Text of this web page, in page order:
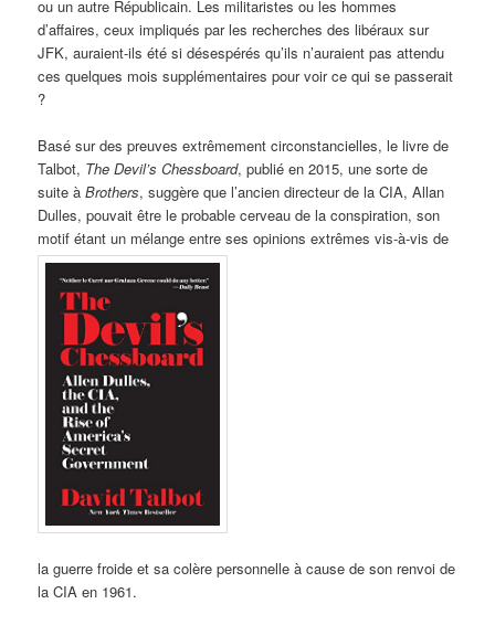
ou un autre Républicain. Les militaristes ou les hommes
d’affaires, ceux impliqués par les recherches des libéraux sur
JFK, auraient-ils été si désespérés qu’ils n’auraient pas attendu
ces quelques mois supplémentaires pour voir ce qui se passerait
?
Basé sur des preuves extrêmement circonstancielles, le livre de
Talbot, The Devil’s Chessboard, publié en 2015, une sorte de
suite àBrothers, suggère que l’ancien directeur de la CIA, Allan
Dulles, pouvait être le probable cerveau de la conspiration, son
motif étant un mélange entre ses opinions extrêmes vis-à-vis de
la guerre froide et sa colère personnelle à cause de son renvoi de
la CIA en 1961.